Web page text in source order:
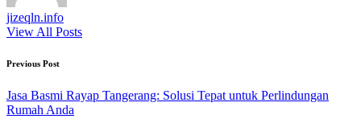
jizeqln.info
View All Posts
Post
navigation
Previous Post
Jasa Basmi Rayap Tangerang: Solusi Tepat untuk Perlindungan
Rumah Anda